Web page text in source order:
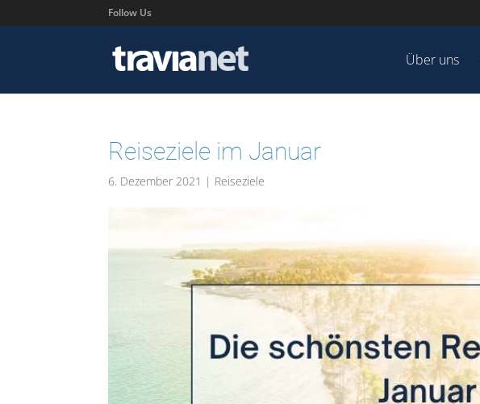
Follow Us
Über uns
Reiseziele im Januar
6. Dezember 2021 | Reiseziele